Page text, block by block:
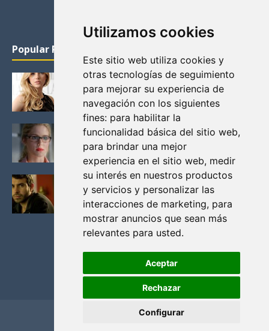
Utilizamos cookies
Este sitio web utiliza cookies y
otras tecnologías de seguimiento
para mejorar su experiencia de
navegación con los siguientes
fines: para habilitar la
funcionalidad básica del sitio web,
para brindar una mejor
experiencia en el sitio web, medir
su interés en nuestros productos
y servicios y personalizar las
interacciones de marketing, para
mostrar anuncios que sean más
relevantes para usted.
Aceptar
Rechazar
Configurar
Popular Posts
KATHERYN WINNICK: LA ACTRIZ MAS GUAPA DE
VIKINGOS
Junio 14, 2013
FELICITY (EMILY BETT RICKARDS), LAS FOTOS
MAS BONITAS DE LA ALIADA DE ARROW
Noviembre 30, 2013
BLACK MIRROR: TODA TU HISTORIA. EPISODIO 3.
LA CRITICA
Mayo 17, 2012
Privacidad y cookies Contacto